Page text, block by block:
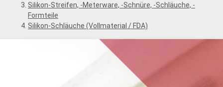
Silikon-Streifen, -Meterware, -Schnüre, -Schläuche, -
Formteile
Silikon-Schläuche (Vollmaterial / FDA)